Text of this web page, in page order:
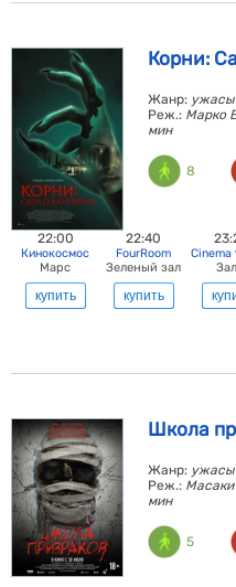
Корни:
Жанр: ужасы
Реж.: Марко
мин
8
22:00
Кинокосмос
Марс
купить
22:40
FourRoom
Зеленый зал
купить
Cinema
Школа
Жанр: ужасы
Реж.:
мин
5